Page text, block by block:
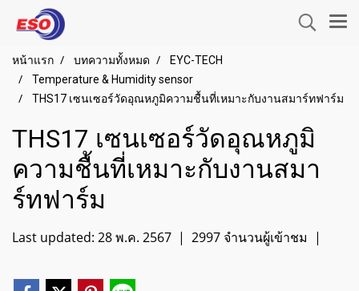
หน้าแรก บทความทั้งหมด
EYC-TECH
Temperature & Humidity sensor
THS17 เซนเซอร์วัดอุณหภูมิความชื้นที่เหมาะกับงานสมาร์ทฟาร์ม
THS17 เซนเซอร์วัดอุณหภูมิ
ความชื้นที่เหมาะกับงานสมา
ร์ทฟาร์ม
Last updated: 28 พ.ค. 2567 | 2997 จำนวนผู้เข้าชม |